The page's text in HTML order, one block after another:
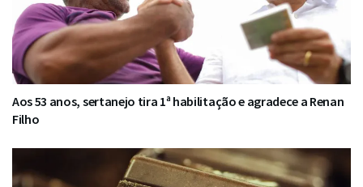
Aos 53 anos, sertanejo tira 1ª habilitação e agradece a Renan
Filho